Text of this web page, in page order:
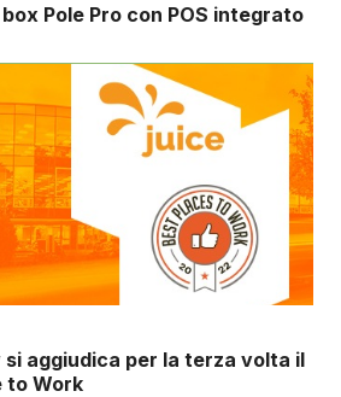
Pole Pro con POS integrato
aggiudica per la terza volta il
to Work